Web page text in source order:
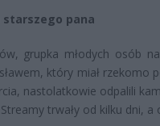
pana
grupka młodych osób
który miał rzekomo
nastolatkowie odpalili
trwały od kilku dni, a